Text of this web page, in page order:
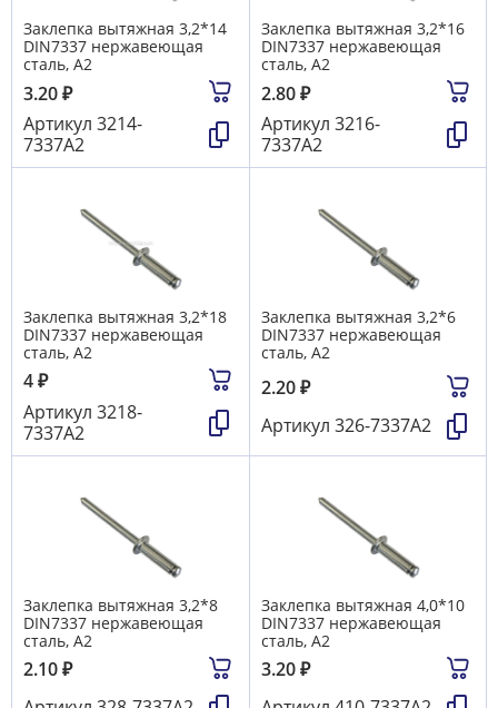
Заклепка вытяжная 3,2*14
DIN7337 нержавеющая
сталь, А2
3.20₽
Артикул 3214-
7337А2
Заклепка вытяжная 3,2*16
DIN7337 нержавеющая
сталь, А2
2.80₽
Артикул 3216-
7337А2
Заклепка вытяжная 3,2*18
DIN7337 нержавеющая
сталь, А2
4₽
Артикул 3218-
7337А2
Заклепка вытяжная 3,2*6
DIN7337 нержавеющая
сталь, А2
2.20₽
Артикул 326-7337А2
Заклепка вытяжная 3,2*8
DIN7337 нержавеющая
сталь, А2
2.10₽
Заклепка вытяжная 4,0*10
DIN7337 нержавеющая
сталь, А2
3.20₽